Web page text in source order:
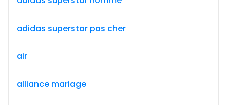
adidas superstar pas cher
air
alliance mariage